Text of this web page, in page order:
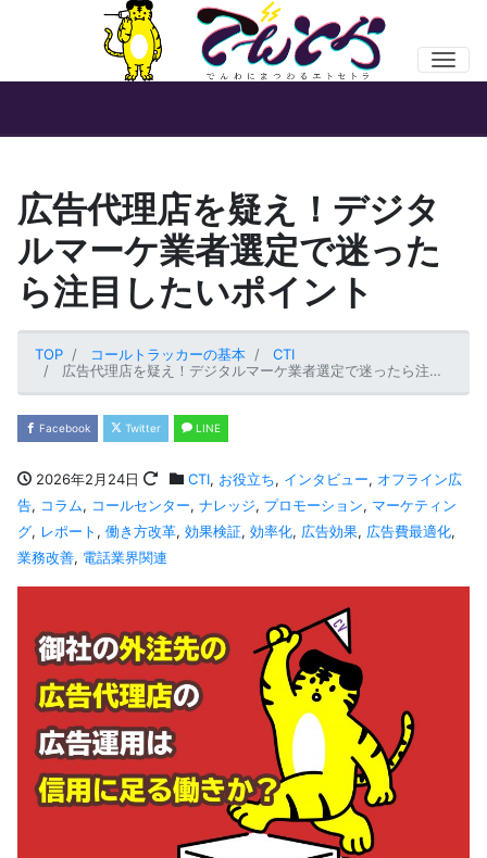
広告代理店を疑え！デジタ
ルマーケ業者選定で迷った
ら注目したいポイント
TOP コールトラッカーの基本
CTI
広告代理店を疑え！デジタルマーケ業者選定で迷ったら注目したいポイント
Facebook Twitter LINE
2026年2月24日 CTI, お役立ち, インタビュー, オフライン広
告, コラム, コールセンター, ナレッジ, プロモーション, マーケティン
グ, レポート , 働き方改革, 効果検証, 効率化, 広告効果, 広告費最適化,
業務改善, 電話業界関連